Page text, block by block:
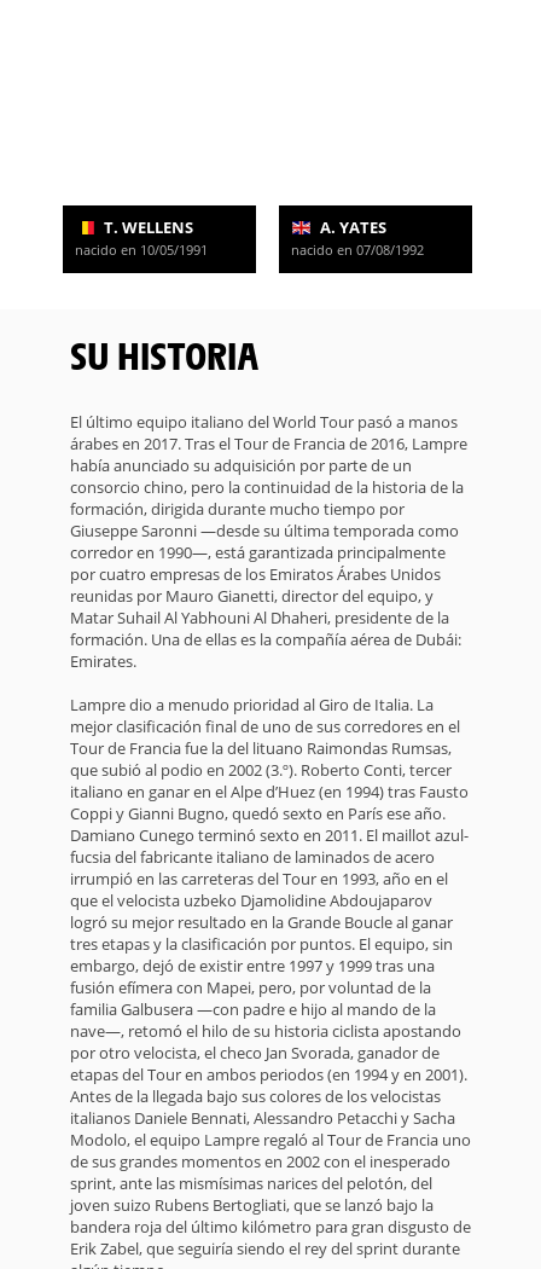
T. WELLENS
nacido en 10/05/1991
A. YATES
nacido en 07/08/1992
SU HISTORIA
El último equipo italiano del World Tour pasó a manos
árabes en 2017. Tras el Tour de Francia de 2016, Lampre
había anunciado su adquisición por parte de un
consorcio chino, pero la continuidad de la historia de la
formación, dirigida durante mucho tiempo por
Giuseppe Saronni —desde su última temporada como
corredor en 1990—, está garantizada principalmente
por cuatro empresas de los Emiratos Árabes Unidos
reunidas por Mauro Gianetti, director del equipo, y
Matar Suhail Al Yabhouni Al Dhaheri, presidente de la
formación. Una de ellas es la compañía aérea de Dubái:
Emirates.
Lampre dio a menudo prioridad al Giro de Italia. La
mejor clasificación final de uno de sus corredores en el
Tour de Francia fue la del lituano Raimondas Rumsas,
que subió al podio en 2002 (3.º). Roberto Conti, tercer
italiano en ganar en el Alpe d’Huez (en 1994) tras Fausto
Coppi y Gianni Bugno, quedó sexto en París ese año.
Damiano Cunego terminó sexto en 2011. El maillot azul-
fucsia del fabricante italiano de laminados de acero
irrumpió en las carreteras del Tour en 1993, año en el
que el velocista uzbeko Djamolidine Abdoujaparov
logró su mejor resultado en la Grande Boucle al ganar
tres etapas y la clasificación por puntos. El equipo, sin
embargo, dejó de existir entre 1997 y 1999 tras una
fusión efímera con Mapei, pero, por voluntad de la
familia Galbusera —con padre e hijo al mando de la
nave—, retomó el hilo de su historia ciclista apostando
por otro velocista, el checo Jan Svorada, ganador de
etapas del Tour en ambos periodos (en 1994 y en 2001).
Antes de la llegada bajo sus colores de los velocistas
italianos Daniele Bennati, Alessandro Petacchi y Sacha
Modolo, el equipo Lampre regaló al Tour de Francia uno
de sus grandes momentos en 2002 con el inesperado
sprint, ante las mismísimas narices del pelotón, del
joven suizo Rubens Bertogliati, que se lanzó bajo la
bandera roja del último kilómetro para gran disgusto de
Erik Zabel, que seguiría siendo el rey del sprint durante